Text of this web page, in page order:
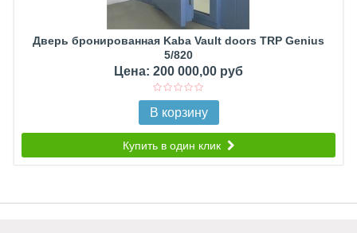
Дверь бронированная Kaba Vault doors TRP Genius
5/820
Цена: 200 000,00 руб
В корзину
Купить в один клик